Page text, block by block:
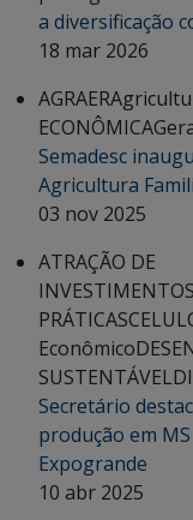
a diversificação
18 mar 2026
AGRAER
ECONÔMICA
Semadesc
Agricultura
03 nov 2025
ATRAÇÃO DE
INVESTIMENTOS
PRÁTICAS
Econômico
SUSTENTÁVEL
Secretário
produção em
Expogrande
10 abr 2025